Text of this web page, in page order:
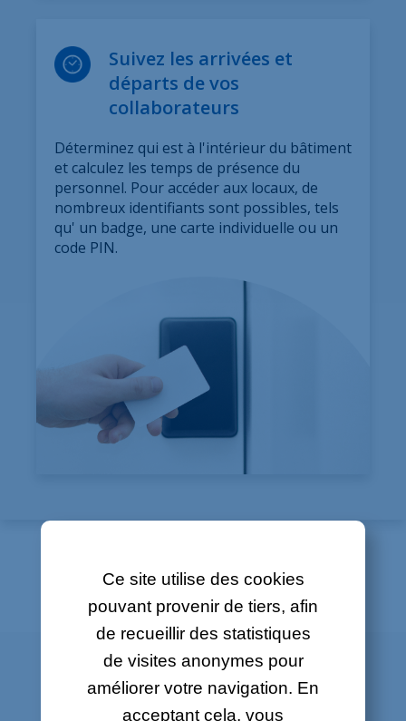
Ce site utilise des cookies
pouvant provenir de tiers, afin
de recueillir des statistiques
de visites anonymes pour
améliorer votre navigation. En
acceptant cela, vous
Suivez les arrivées et
départs de vos
collaborateurs
Déterminez qui est à l'intérieur du bâtiment
et calculez les temps de présence du
personnel. Pour accéder aux locaux, de
nombreux identifiants sont possibles, tels
qu' un badge, une carte individuelle ou un
code PIN.
Être contacté
UN LOGICIEL POUR LA